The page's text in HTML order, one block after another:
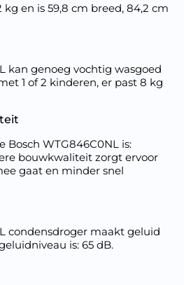
en is 59,8 cm breed, 84,2 cm
kan genoeg vochtig wasgoed
1 of 2 kinderen, er past 8 kg
WTG846C0NL is:
bouwkwaliteit zorgt ervoor
gaat en minder snel
condensdroger maakt geluid
is: 65 dB.